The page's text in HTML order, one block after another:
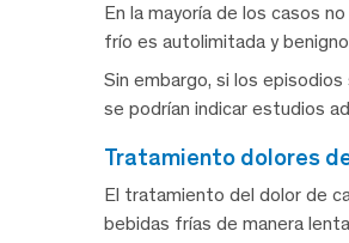
En la mayoría de los casos
frío es autolimitada y
Sin embargo, si los
se podrían indicar estudios
tratamiento dolores
El tratamiento del dolor de
bebidas frías de manera